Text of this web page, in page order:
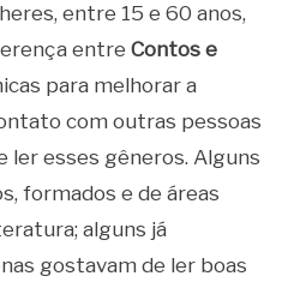
entre 15 e 60 anos,
entre Contos e
para melhorar a
com outras pessoas
esses gêneros. Alguns
formados e de áreas
alguns já
gostavam de ler boas